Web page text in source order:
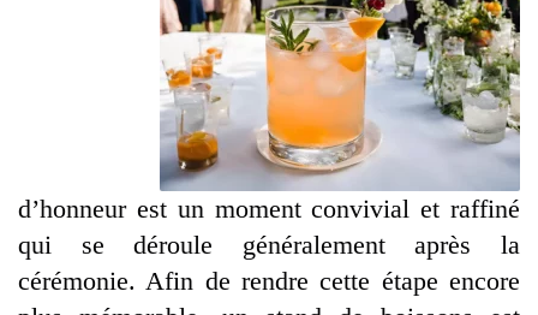
d’honneur est un moment convivial et raffiné
qui se déroule généralement après la
cérémonie. Afin de rendre cette étape encore